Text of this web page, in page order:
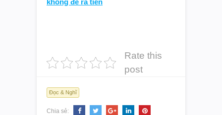
Rate this
post
Đọc & Nghĩ
Chia sẻ: